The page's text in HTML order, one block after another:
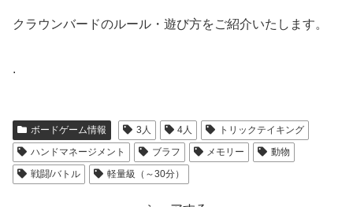
クラウンバードのルール・遊び方をご紹介いたします。
.
ボードゲーム情報 3人 4人
トリックテイキング
ハンドマネージメント
ブラフ メモリー
動物
戦闘/バトル
軽量級（～30分）